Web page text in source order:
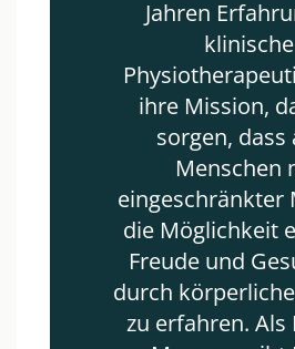
Jahren
klinische
ihre Mission,
sorgen, dass
Menschen
eingeschränkter
die Möglichkeit
Freude und
durch
zu erfahren. Als